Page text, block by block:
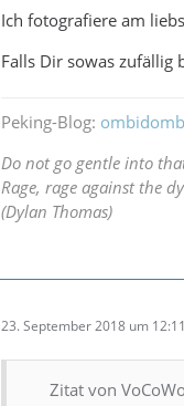
Ich fotografiere am
Falls Dir sowas zufällig
Peking-Blog:
Do not go gentle into
Rage, rage against the
(Dylan Thomas)
23. September 2018 um 12:11
Zitat von